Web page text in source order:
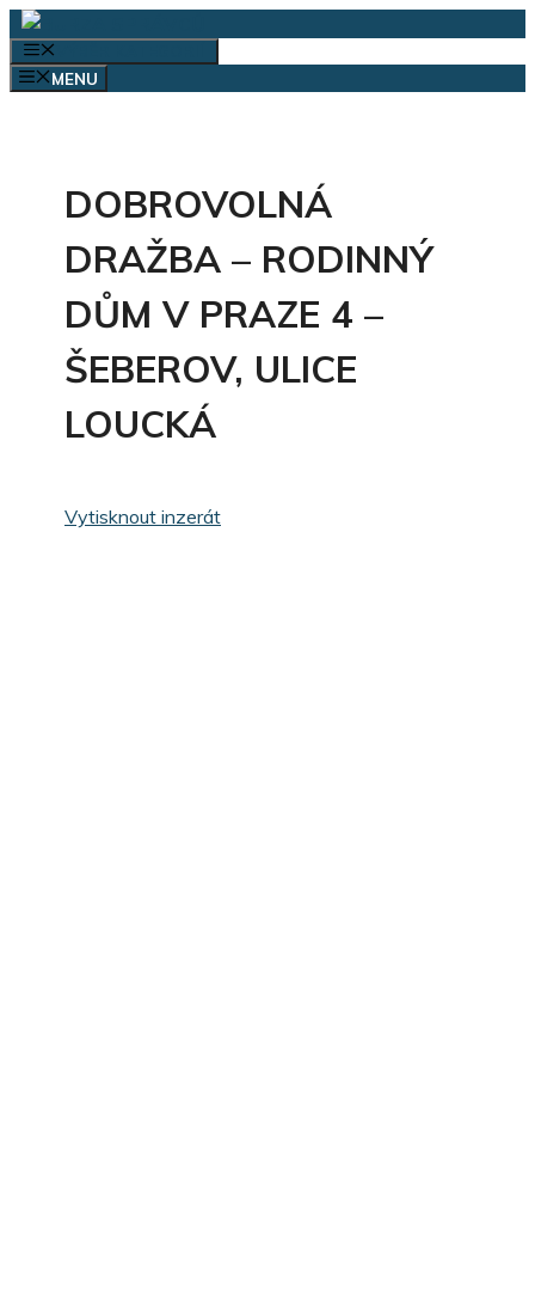
Přeskočit
na
obsahMENU
DOBROVOLNÁ
DRAŽBA – RODINNÝ
DŮM V PRAZE 4 –
ŠEBEROV, ULICE
LOUCKÁ
Vytisknout inzerát